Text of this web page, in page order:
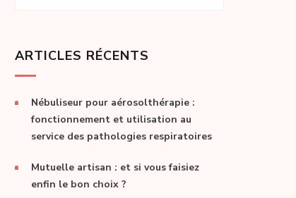
ARTICLES RÉCENTS
Nébuliseur pour aérosolthérapie :
fonctionnement et utilisation au
service des pathologies respiratoires
Mutuelle artisan : et si vous faisiez
enfin le bon choix ?